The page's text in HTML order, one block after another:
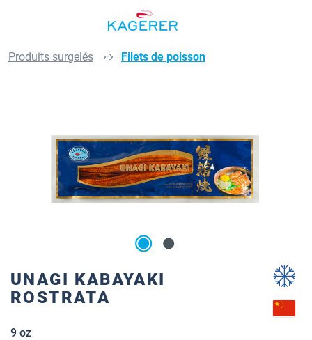
Passer au contenu principal
Produits surgelés Filets de poisson
UNAGI KABAYAKI
ROSTRATA
9 oz